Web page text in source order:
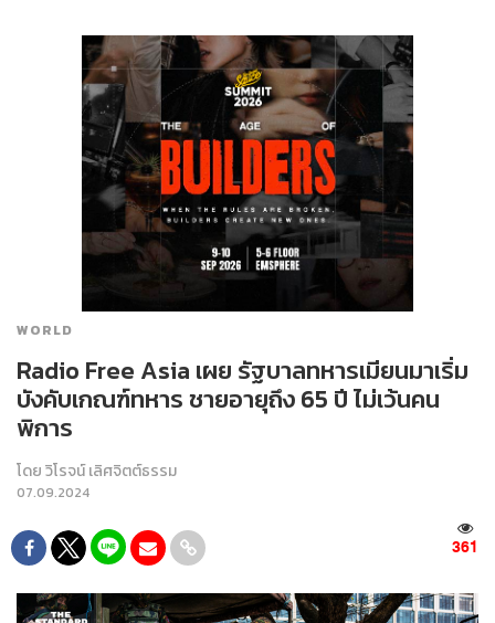
WORLD
Radio Free Asia เผย รัฐบาลทหารเมียนมาเริ่ม
บังคับเกณฑ์ทหาร ชายอายุถึง 65 ปี ไม่เว้นคน
พิการ
โดยวิโรจน์ เลิศจิตต์ธรรม
07.09.2024
361